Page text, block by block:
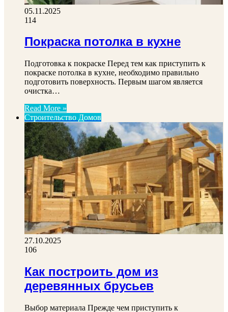
05.11.2025
114
Покраска потолка в кухне
Подготовка к покраске Перед тем как приступить к
покраске потолка в кухне, необходимо правильно
подготовить поверхность. Первым шагом является
очистка…
Read More »
Строительство Домов
27.10.2025
106
Как построить дом из
деревянных брусьев
Выбор материала Прежде чем приступить к